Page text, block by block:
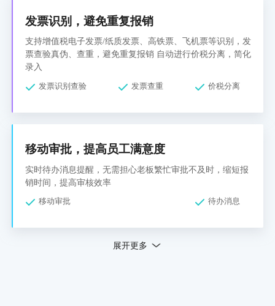
发票识别，避免重复报销
支持增值税电子发票/纸质发票、高铁票、飞机票等识别，发
票查验真伪、查重，避免重复报销 自动进行价税分离，简化
录入
发票识别查验 发票查重 价税分离
移动审批，提高员工满意度
实时待办消息提醒，无需担心老板繁忙审批不及时，缩短报
销时间，提高审核效率
移动审批 待办消息
展开更多